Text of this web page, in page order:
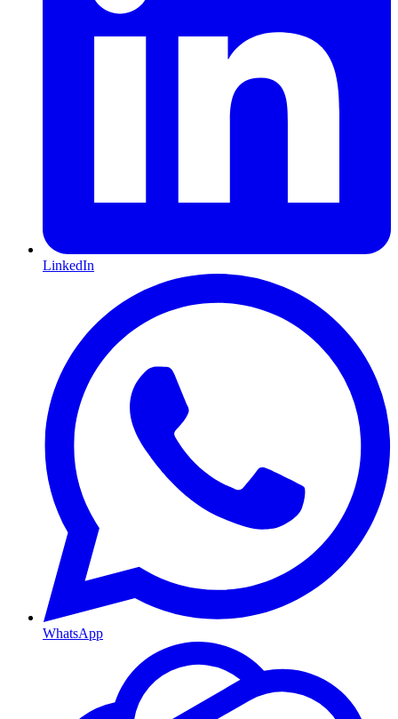
LinkedIn
WhatsApp